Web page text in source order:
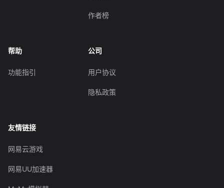
作者榜
帮助
功能指引
公司
用户协议
隐私政策
友情链接
网易云游戏
网易UU加速器